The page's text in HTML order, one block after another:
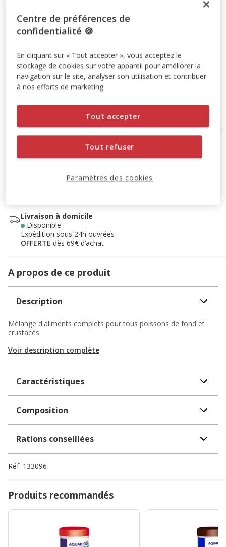
-10% sur votre première commande* avec votre Carte
cours.
Voir conditions
Code: WELCOME10 Copier
Ajouter au panier
Options de livraison
Voir la disponibilité en magasin
Livraison à domicile
Disponible
Expédition sous 24h ouvrées
OFFERTE dès 69€ d’achat
A propos de ce produit
Description
Mélange d'aliments complets pour tous poissons de fond et
crustacés
Voir description complète
Caractéristiques
Composition
Rations conseillées
Réf. 133096
Produits recommandés
Centre de préférences de
confidentialité 🍪
En cliquant sur « Tout accepter », vous acceptez le
stockage de cookies sur votre appareil pour améliorer la
navigation sur le site, analyser son utilisation et contribuer
à nos efforts de marketing.
Tout refuser
Tout accepter
Paramètres des cookies